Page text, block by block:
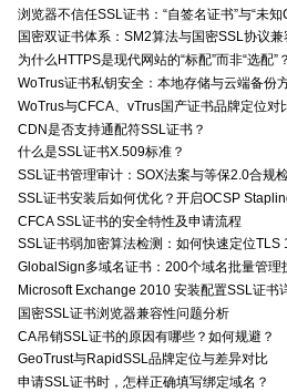
浏览器不信任SSL证书：“自签名证书”与“未知
国密双证书体系：SM2算法与国密SSL协议
为什么HTTPS是现代网站的“标配”而非“选配”？
WoTrus证书私钥安全：本地存储与云端备份
WoTrus与CFCA、vTrus国产证书品牌定位对
CDN是否支持通配符SSL证书？
什么是SSL证书X.509标准？
SSL证书管理审计：SOX法案与等保2.0合规
SSL证书安装后如何优化？开启OCSP
CFCA SSL证书的安全特性及申请流程
SSL证书弱加密算法检测：如何快速定位TLS
GlobalSign多域名证书：200个域名批量管理
Microsoft Exchange 2010 安装配置SSL证书
国密SSL证书浏览器兼容性问题分析
CA吊销SSL证书的原因有哪些？如何规避？
GeoTrust与RapidSSL品牌定位与差异对比
申请SSL证书时，怎样正确填写绑定域名？